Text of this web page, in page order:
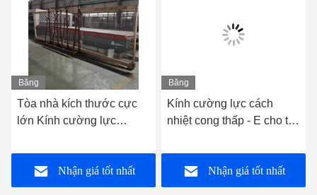
Băng
hình
Tòa nhà kích thước cực
lớn Kính cường lực
8 mm
Nhận giá tốt nhất
Băng
hình
Kính cường lực cách
nhiệt cong thấp - E cho tủ
Nhận giá tốt nhất